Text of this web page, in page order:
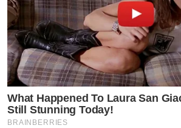
What Happened To Laura San
Still Stunning Today!
BRAINBERRIES